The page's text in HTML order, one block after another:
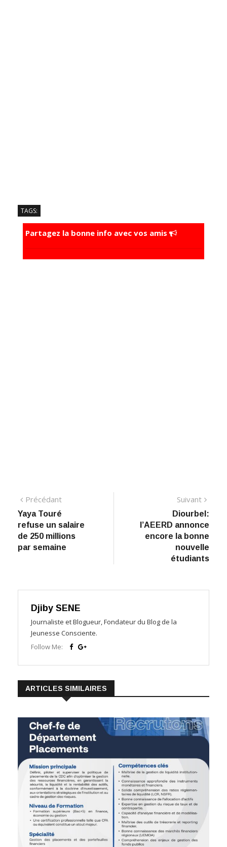
TAGS:
Partagez la bonne info avec vos amis
Navigation
de
l’article
PrécédantPrécédant:
Yaya Touré
refuse un salaire
de 250 millions
par semaine
Suivant
Diourbel:
l’AEERD annonce
encore la bonne
nouvelle
étudiants
Djiby SENE
Journaliste et Blogueur, Fondateur du Blog de la
Jeunesse Consciente.
Follow Me:
ARTICLES SIMILAIRES